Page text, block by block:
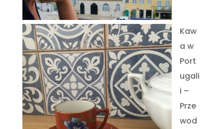
Kaw
a w
Port
ugali
i –
Prze
wod